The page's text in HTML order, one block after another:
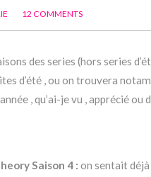
12 COMMENTS
des series (hors series
d’été , ou on trouvera
, qu’ai-je vu , apprécié ou
Saison 4 : on sentait